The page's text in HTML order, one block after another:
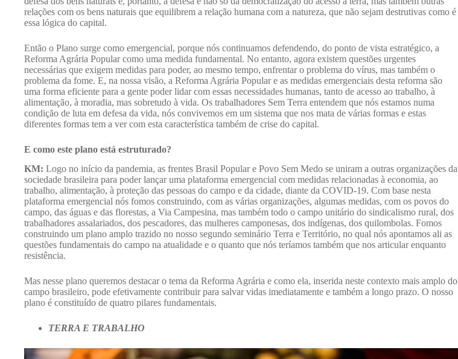
relações com os bens naturais que equilibrem a relação humana com a natureza, que não sejam destrutivas como é
essa lógica do capital.
Então o Plano surge como emergencial, porque nós continuamos defendendo, do ponto de vista estratégico, a
Reforma Agrária Popular como uma medida fundamental. No entanto, agora existem questões urgentes
necessárias que exigem medidas para poder, ao mesmo tempo, enfrentar o problema do vírus, mas também o
problema da fome. E, na nossa visão, a Reforma Agrária Popular e as medidas emergenciais desta reforma são
uma forma eficiente para a gente poder lidar com essas necessidades humanas, tanto de acesso ao trabalho, à
alimentação, à moradia, mas sobretudo à vida. Os trabalhadores Sem Terra entendem que nós estamos numa
condição de luta em defesa da vida, nós convivemos em um sistema que nos mata de várias formas e estas
diferentes formas tem a ver com esta característica também de crise do capital.
E como este plano está estruturado?
KM: Logo no início da pandemia, as frentes Brasil Popular e Povo Sem Medo se uniram a outras organizações da
sociedade brasileira para poder lançar uma plataforma emergencial com medidas relacionadas à economia, ao
trabalho, alimentação, à proteção das pessoas do campo e da cidade, diante da COVID-19. Com base nesta
plataforma emergencial nós fomos construindo, com as várias organizações, algumas medidas, com os povos do
campo, das águas e das florestas, a Via Campesina, mas também todo o campo unitário do sindicalismo rural, dos
trabalhadores assalariados, dos pescadores, das mulheres camponesas, dos indígenas, dos quilombolas. Fomos
construindo um plano amplo trazido no nosso segundo seminário Terra e Território, no qual nós apontamos ali as
questões fundamentais do campo na atualidade e o quanto que nós teríamos também que nos articular enquanto
resistência.
Mas nesse plano queremos destacar o tema da Reforma Agrária e como ela, inserida neste contexto mais amplo do
campo brasileiro, pode efetivamente contribuir para salvar vidas imediatamente e também a longo prazo. O nosso
plano é constituído de quatro pilares fundamentais.
TERRA E TRABALHO